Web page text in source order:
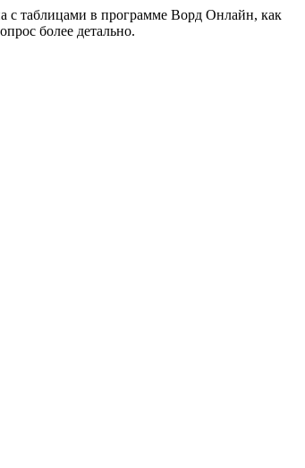
с таблицами в программе Ворд Онлайн, как
более детально.